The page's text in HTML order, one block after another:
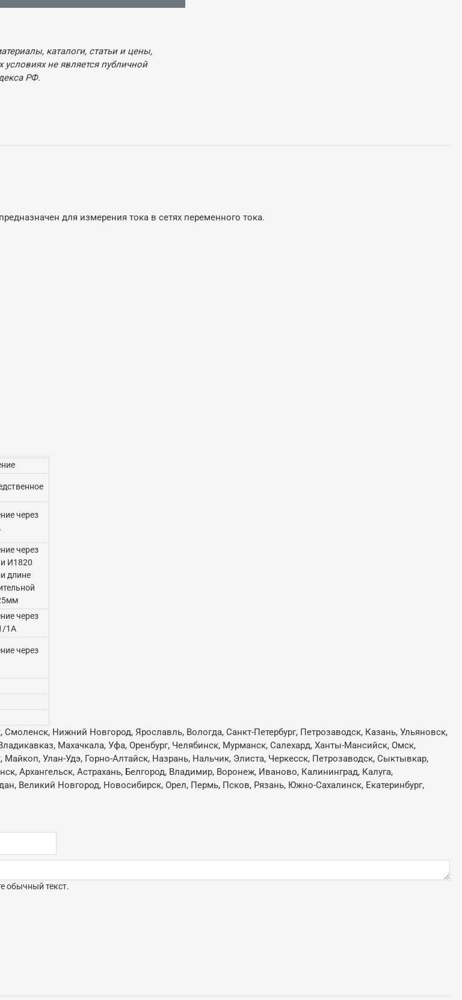
каталоги, статьи и цены,
не является публичной
РФ.
предназначен для измерения тока в сетях переменного тока.
через
через
И1820
длине
через
1А
через
Смоленск, Нижний Новгород, Ярославль, Вологда, Санкт-Петербург, Петрозаводск, Казань, Ульяновск,
Махачкала, Уфа, Оренбург, Челябинск, Мурманск, Салехард, Ханты-Мансийск, Омск,
Улан-Удэ, Горно-Алтайск, Назрань, Нальчик, Элиста, Черкесск, Петрозаводск, Сыктывкар,
Архангельск, Астрахань, Белгород, Владимир, Воронеж, Иваново, Калининград, Калуга,
Великий Новгород, Новосибирск, Орел, Пермь, Псков, Рязань, Южно-Сахалинск, Екатеринбург,
обычный текст.